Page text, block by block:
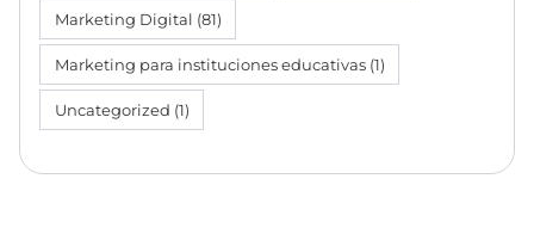
Marketing Digital (81)
Marketing para instituciones educativas(1)
Uncategorized (1)